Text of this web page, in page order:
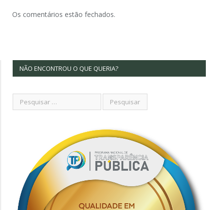
Os comentários estão fechados.
NÃO ENCONTROU O QUE QUERIA?